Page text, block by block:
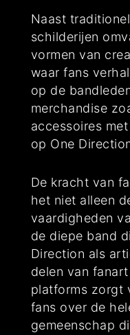
Naast
schilderijen
vormen van
waar fans
op de
merchandise
accessoires
op One
De kracht van
het niet alleen
vaardigheden
de diepe band
Direction als
delen van
platforms zorgt
fans over de
gemeenschap